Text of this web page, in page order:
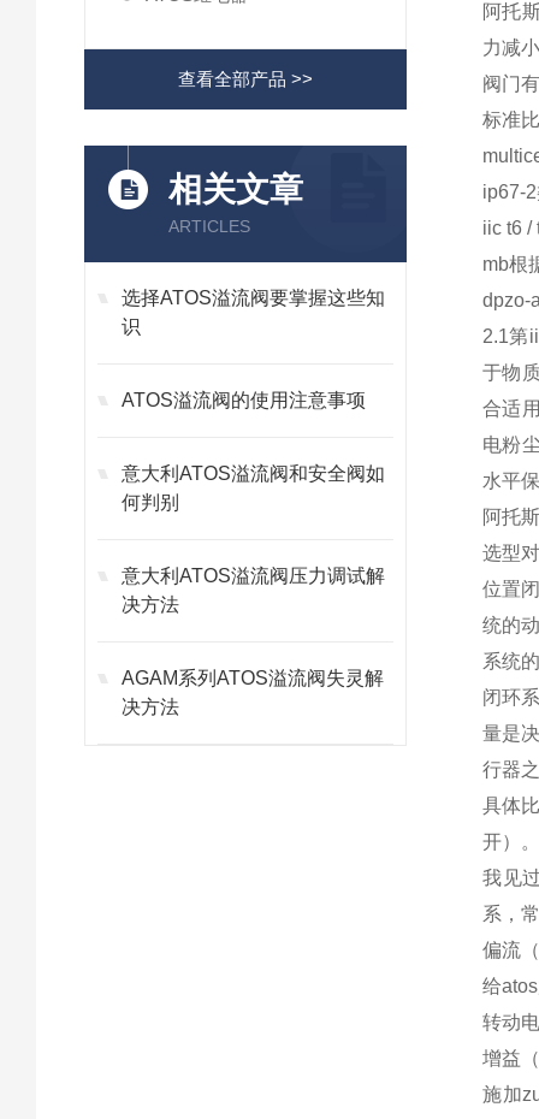
查看全部产品 >>
相关文章
ARTICLES
选择ATOS溢流阀要掌握这些知
识
ATOS溢流阀的使用注意事项
意大利ATOS溢流阀和安全阀如
何判别
意大利ATOS溢流阀压力调试解
决方法
AGAM系列ATOS溢流阀失灵解
决方法
阿托
力减
阀门
标准
ip67-
iic t6 /
mb根
dpzo-
2.1第
于物
合适
电粉
水平
阿托
选型
位置
统的
系统
闭环
量是
行器
具体
开）
我见
系，
偏流
给
转动
增益
施加